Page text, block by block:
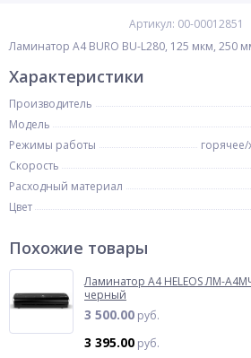
Артикул: 00-00012851
Ламинатор A4 BURO BU-L280, 125 мкм, 250
Характеристики
Производитель
Модель
Режимы работы
Скорость
Расходный материал
Цвет
Похожие товары
Ламинатор A4 HELEOS ЛМ-
черный
3 500.00 руб.
3 395.00 руб.